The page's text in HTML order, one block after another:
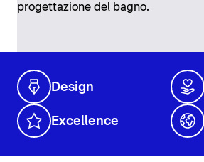
progettazione del bagno.
Design
Excellence